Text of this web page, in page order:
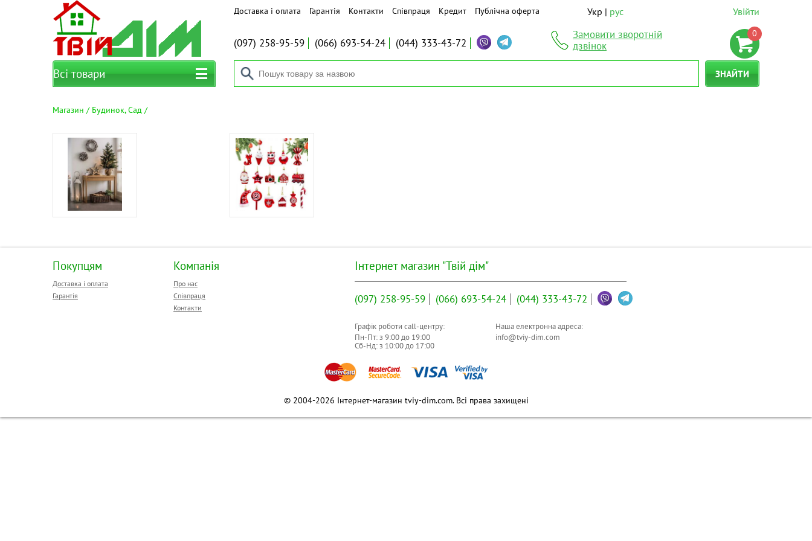
Доставка і оплата Гарантія Контакти Співпраця Кредит Публічна оферта Укр рус Увійти
(097) 258-95-59 (066) 693-54-24 (044) 333-43-72
Замовити зворотній
дзвінок
0
Всі товари ЗНАЙТИ
Магазин Будинок, Сад
Покупцям
Доставка і оплата
Гарантія
Компанія
Про нас
Співпраця
Контакти
Інтернет магазин "Твій дім"
(097) 258-95-59 (066) 693-54-24 (044) 333-43-72
Графік роботи call-центру:
Пн-Пт: з 9:00до 19:00
Сб-Нд: з 10:00до 17:00
Наша електронна адреса:
info@tviy-dim.com
© 2004-2026 Інтернет-магазин tviy-dim.com. Всі права захищені